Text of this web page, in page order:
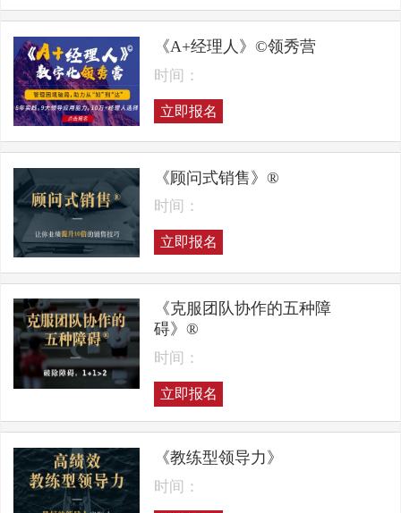
《A+经理人》©领秀营
时间：
立即报名
《顾问式销售》®
时间：
立即报名
《克服团队协作的五种障
碍》®
时间：
立即报名
《教练型领导力》
时间：